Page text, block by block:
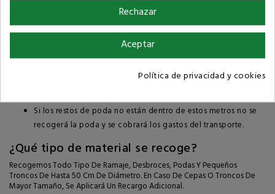
Tanto La Recogida Con Big Bags O A Granel, La Poda Deber Estar Al
Alcance Del Radio De La Grúa:
Si es recogida a granel, son 16 metros desde el centro del
Si los restos de poda no están dentro de estos metros no se
recogerá la poda y se cobrará los gastos del transporte.
¿Qué tipo de material se recoge?
Recogemos Todo Tipo De Ramaje, Desbroces, Podas Y Pequeños
Troncos De Hasta 50 Cm De Diámetro. En Caso De Cepas O Troncos De
Mayor Tamaño, Se Aplicará Un Recargo Adicional.
Rechazar
Aceptar
Política de privacidad y cookies